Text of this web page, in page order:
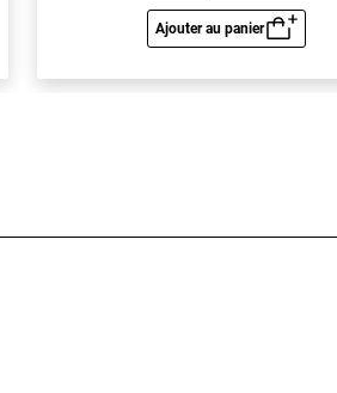
Ajouter au panier
Aperçu rapide